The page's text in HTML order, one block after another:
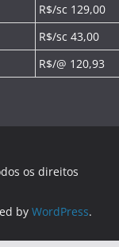
R$/sc 129,00
R$/sc 43,00
R$/@ 120,93
os direitos
by WordPress.